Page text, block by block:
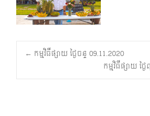
Post
← កម្មវិធីផ្សាយ ថ្ងៃចន្ទ 09.11.2020
កម្មវិធីផ្សាយ ថ្ង